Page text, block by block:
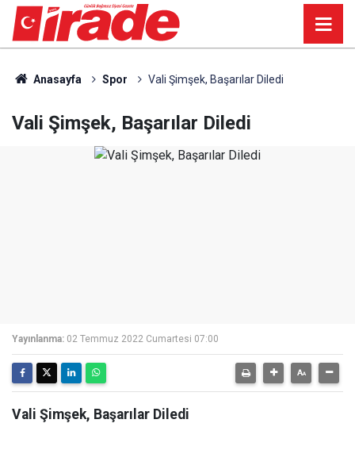
Anasayfa Spor Vali Şimşek, Başarılar Diledi
Vali Şimşek, Başarılar Diledi
Yayınlanma: 02 Temmuz 2022 Cumartesi 07:00
Vali Şimşek, Başarılar Diledi